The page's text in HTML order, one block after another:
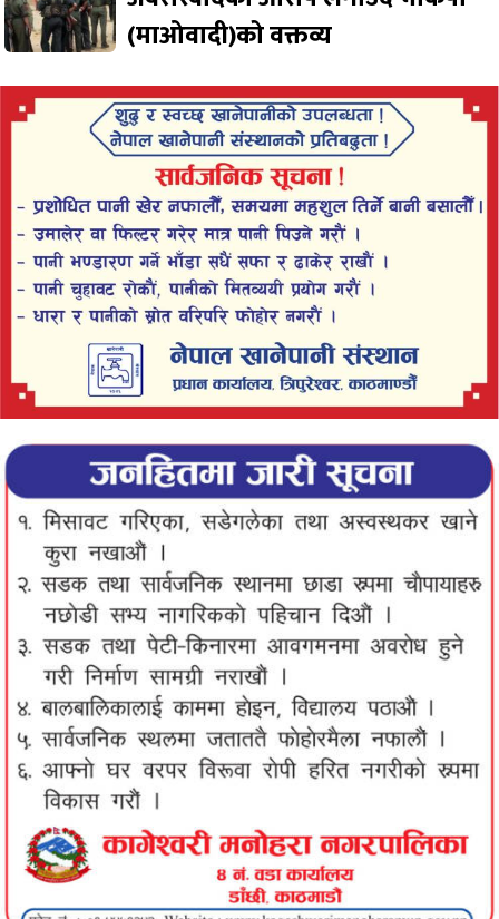
(माओवादी)को वक्तव्य